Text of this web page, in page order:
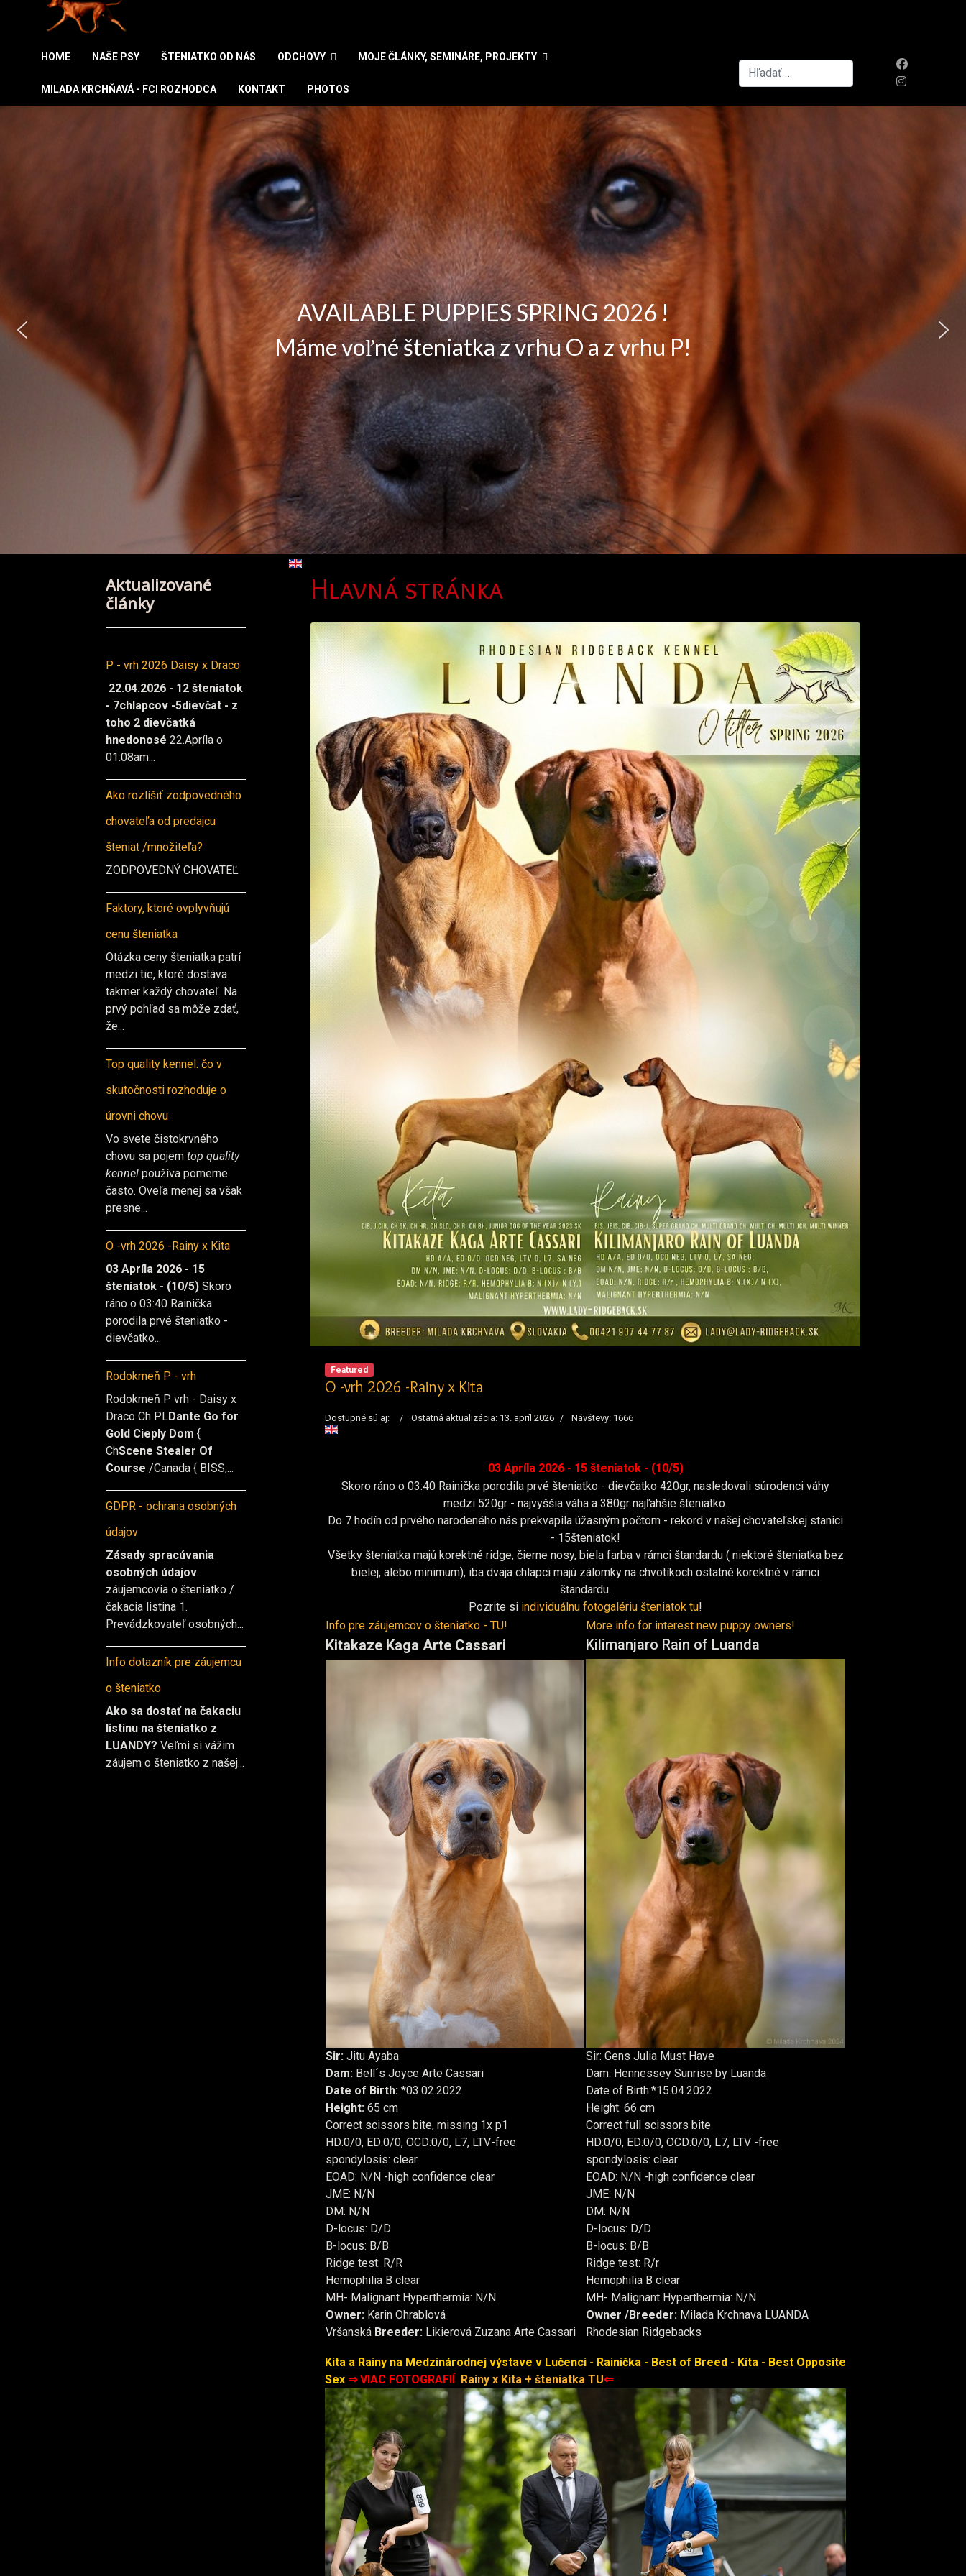
HOME NAŠE PSY ŠTENIATKO OD NÁS ODCHOVY MOJE ČLÁNKY, SEMINÁRE, PROJEKTY
MILADA KRCHŇAVÁ - FCI ROZHODCA KONTAKT PHOTOS
Hľadať...
BISS,CIB,Show CH SK, Multi Grand Ch, Multi Ch, EJW *JUST LIKE A DREAM OF LUANDA*
at the World´s Greatest Show - CRUFTS 2024 in Birmingham WON IT ALL !!!
BEST OF BREED - entry 251 Rhodesian Ridgebacks
Aktualizované
články
P - vrh 2026 Daisy x Draco
22.04.2026 - 12 šteniatok
- 7chlapcov -5dievčat - z
toho 2 dievčatká
hnedonosé 22.Apríla o
01:08am...
Ako rozlíšiť zodpovedného
chovateľa od predajcu
šteniat /množiteľa?
ZODPOVEDNÝ CHOVATEĽ
Faktory, ktoré ovplyvňujú
cenu šteniatka
Otázka ceny šteniatka patrí
medzi tie, ktoré dostáva
takmer každý chovateľ. Na
prvý pohľad sa môže zdať,
že...
Top quality kennel: čo v
skutočnosti rozhoduje o
úrovni chovu
Vo svete čistokrvného
chovu sa pojem top quality
kennel používa pomerne
často. Oveľa menej sa však
presne...
O -vrh 2026 -Rainy x Kita
03 Apríla 2026 - 15
šteniatok - (10/5) Skoro
ráno o 03:40 Rainička
porodila prvé šteniatko -
dievčatko...
Rodokmeň P - vrh
Rodokmeň P vrh - Daisy x
Draco Ch PLDante Go for
Gold Cieply Dom {
ChScene Stealer Of
Course /Canada { BISS,...
GDPR - ochrana osobných
údajov
Zásady spracúvania
osobných údajov
záujemcovia o šteniatko /
čakacia listina 1.
Prevádzkovateľ osobných...
Info dotazník pre záujemcu
o šteniatko
Ako sa dostať na čakaciu
listinu na šteniatko z
LUANDY? Veľmi si vážim
záujem o šteniatko z našej...
Vyberte váš jazyk
Hlavná stránka
Featured
O -vrh 2026 -Rainy x Kita
Dostupné sú aj: Ostatná aktualizácia: 13. apríl 2026 Návštevy: 1666
03 Apríla 2026 - 15 šteniatok - (10/5)
Skoro ráno o 03:40 Rainička porodila prvé šteniatko - dievčatko 420gr, nasledovali súrodenci váhy
medzi 520gr - najvyššia váha a 380gr najľahšie šteniatko.
Do 7 hodín od prvého narodeného nás prekvapila úžasným počtom - rekord v našej chovateľskej stanici
- 15šteniatok!
Všetky šteniatka majú korektné ridge, čierne nosy, biela farba v rámci štandardu ( niektoré šteniatka bez
bielej, alebo minimum), iba dvaja chlapci majú zálomky na chvotíkoch ostatné korektné v rámci
štandardu.
Pozrite si individuálnu fotogalériu šteniatok tu!
Info pre záujemcov o šteniatko - TU!
More info for interest new puppy owners!
Kitakaze Kaga Arte Cassari
Sir: Jitu Ayaba
Dam: Bell´s Joyce Arte Cassari
Date of Birth: *03.02.2022
Height: 65 cm
Correct scissors bite, missing 1x p1
HD:0/0, ED:0/0, OCD:0/0, L7, LTV-free
spondylosis: clear
EOAD: N/N -high confidence clear
JME: N/N
DM: N/N
D-locus: D/D
B-locus: B/B
Ridge test: R/R
Hemophilia B clear
MH- Malignant Hyperthermia: N/N
Owner: Karin Ohrablová
Vršanská Breeder: Likierová Zuzana Arte Cassari
Kilimanjaro Rain of Luanda
Sir: Gens Julia Must Have
Dam: Hennessey Sunrise by Luanda
Date of Birth:*15.04.2022
Height: 66 cm
Correct full scissors bite
HD:0/0, ED:0/0, OCD:0/0, L7, LTV -free
spondylosis: clear
EOAD: N/N -high confidence clear
JME: N/N
DM: N/N
D-locus: D/D
B-locus: B/B
Ridge test: R/r
Hemophilia B clear
MH- Malignant Hyperthermia: N/N
Owner /Breeder: Milada Krchnava LUANDA
Rhodesian Ridgebacks
Kita a Rainy na Medzinárodnej výstave v Lučenci - Rainička - Best of Breed - Kita - Best Opposite
Sex ⇒ VIAC FOTOGRAFIÍ Rainy x Kita + šteniatka TU⇐